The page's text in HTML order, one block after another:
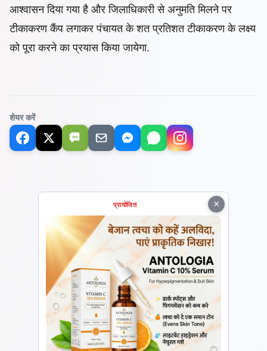
आश्वासन दिया गया है और जिलाधिकारी से अनुमति मिलने पर
टीकाकरण कैंप लगाकर पंचायत के शत प्रतिशत टीकाकरण के लक्ष्य
को पूरा करने का प्रयास किया जायेगा.
शेयर करें
SMS
×
प्रायोजित